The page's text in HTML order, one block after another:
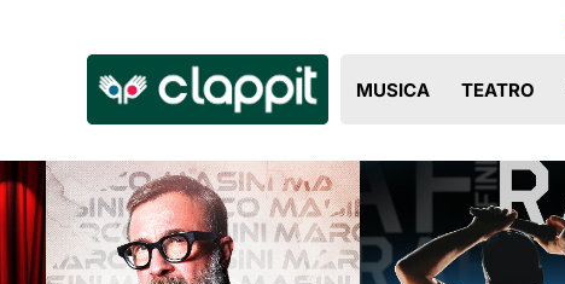
Clappit
biglietteria
MUSICA TEATRO